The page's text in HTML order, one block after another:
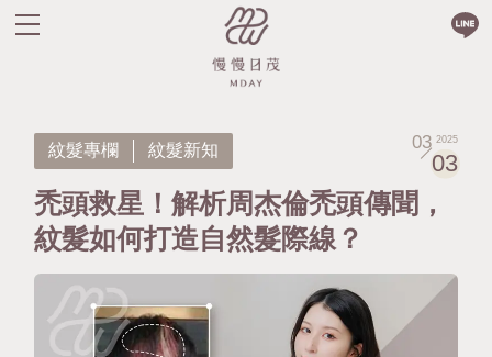
紋髮專欄 紋髮新知
禿頭救星！解析周杰倫禿頭傳聞，
紋髮如何打造自然髮際線？
03
03
2025